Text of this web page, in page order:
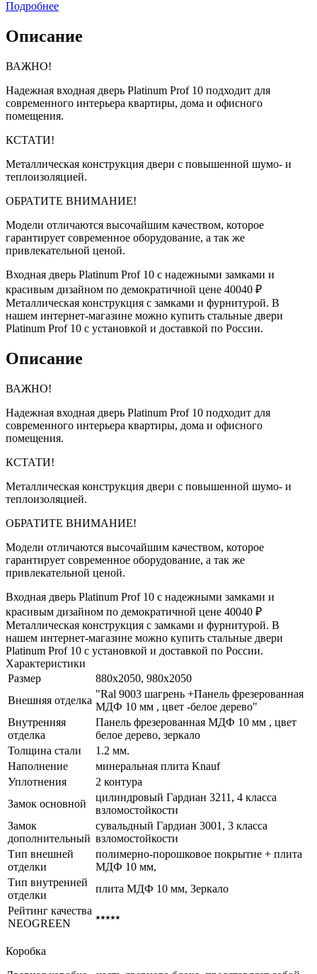
Подробнее
Описание
ВАЖНО!
Надежная входная дверь Platinum Prof 10 подходит для
современного интерьера квартиры, дома и офисного
помещения.
КСТАТИ!
Металлическая конструкция двери с повышенной шумо- и
теплоизоляцией.
ОБРАТИТЕ ВНИМАНИЕ!
Модели отличаются высочайшим качеством, которое
гарантирует современное оборудование, а так же
привлекательной ценой.
Входная дверь Platinum Prof 10 с надежными замками и
красивым дизайном по демократичной цене 40040 ₽
Металлическая конструкция с замками и фурнитурой. В
нашем интернет-магазине можно купить стальные двери
Platinum Prof 10 с установкой и доставкой по России.
Описание
ВАЖНО!
Надежная входная дверь Platinum Prof 10 подходит для
современного интерьера квартиры, дома и офисного
помещения.
КСТАТИ!
Металлическая конструкция двери с повышенной шумо- и
теплоизоляцией.
ОБРАТИТЕ ВНИМАНИЕ!
Модели отличаются высочайшим качеством, которое
гарантирует современное оборудование, а так же
привлекательной ценой.
Входная дверь Platinum Prof 10 с надежными замками и
красивым дизайном по демократичной цене 40040 ₽
Металлическая конструкция с замками и фурнитурой. В
нашем интернет-магазине можно купить стальные двери
Platinum Prof 10 с установкой и доставкой по России.
Характеристики
Размер
880x2050, 980x2050
Внешняя отделка
"Ral 9003 шагрень +Панель фрезерованная
МДФ 10 мм , цвет -белое дерево"
Внутренняя
отделка
Панель фрезерованная МДФ 10 мм , цвет
белое дерево, зеркало
Толщина стали
1.2 мм.
Наполнение
минеральная плита Knauf
Уплотнения
2 контура
Замок основной
цилиндровый Гардиан 3211, 4 класса
взломостойкости
Замок
дополнительный
сувальдный Гардиан 3001, 3 класса
взломостойкости
Тип внешней
отделки
полимерно-порошковое покрытие + плита
МДФ 10 мм,
Тип внутренней
отделки
плита МДФ 10 мм, Зеркало
Рейтинг качества
NEOGREEN
⭑⭑⭑⭑⭑
Коробка